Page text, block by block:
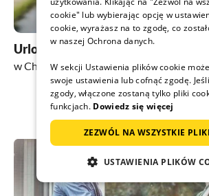
Urlop z psem
w Chemnitz i okolicach
cookie" lub wybierając opcję w
cookie, wyrażasz na to zgodę, co
w naszej Ochrona danych.
W sekcji Ustawienia plików cookie
swoje ustawienia lub cofnąć zgodę.
zgody, włączone zostaną tylko pliki
funkcjach. Dowiedz się więcej
ZEZWÓL NA WSZYSTKIE
USTAWIENIA PLIKÓW